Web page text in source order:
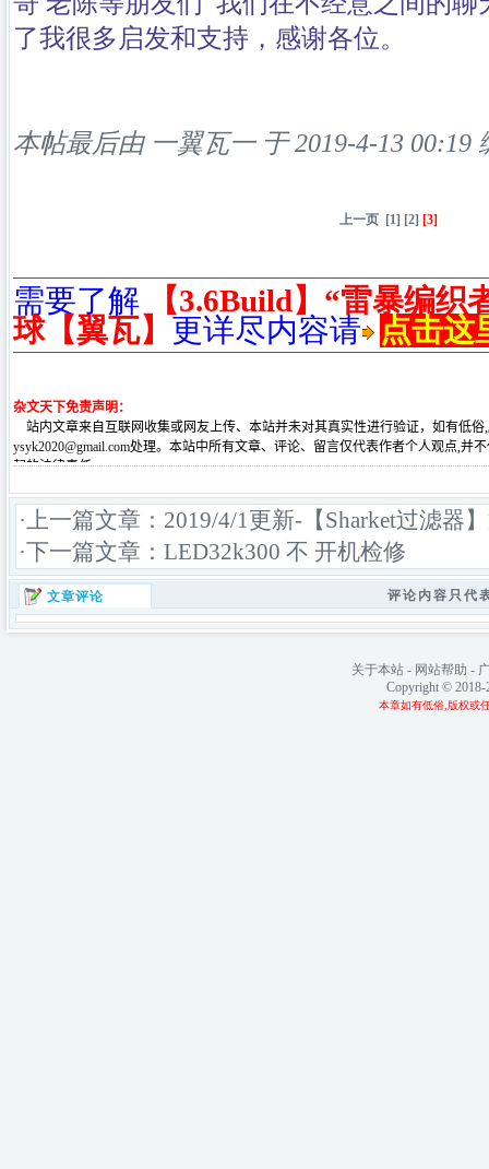
了我很多启发和支持，感谢各位。
本帖最后由 一翼瓦一 于 2019-4-13 00:19
上一页 [1] [2] [3]
需要了解 【3.6Build】“雷暴编织
球【翼瓦】 更详尽内容请 点击这
·上一篇文章： 2019/4/1更新-【Sharket过滤器
·下一篇文章： LED32k300 不 开机检修
文章评论 评论内容只代
关于本站- 网站帮助 -
Copyright ©
本章如有低俗,版权或